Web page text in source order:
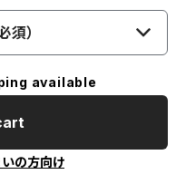
須）
available
の方向け